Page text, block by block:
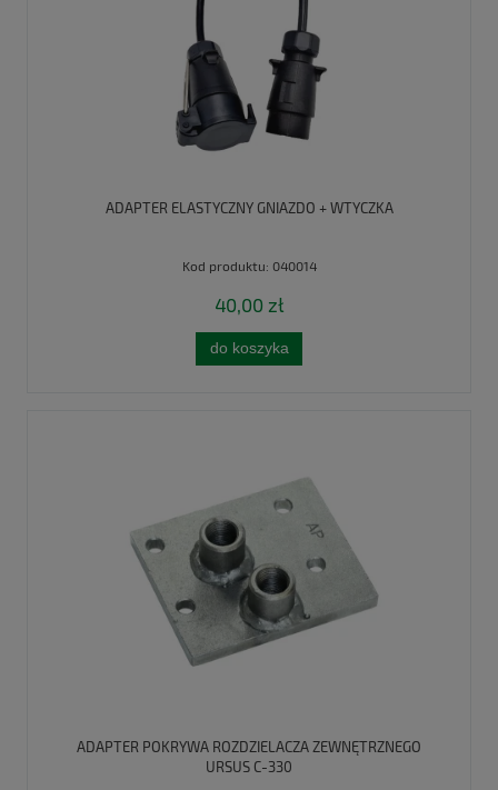
ADAPTER ELASTYCZNY GNIAZDO + WTYCZKA
Kod produktu: 040014
40,00 zł
do koszyka
ADAPTER POKRYWA ROZDZIELACZA ZEWNĘTRZNEGO
URSUS C-330